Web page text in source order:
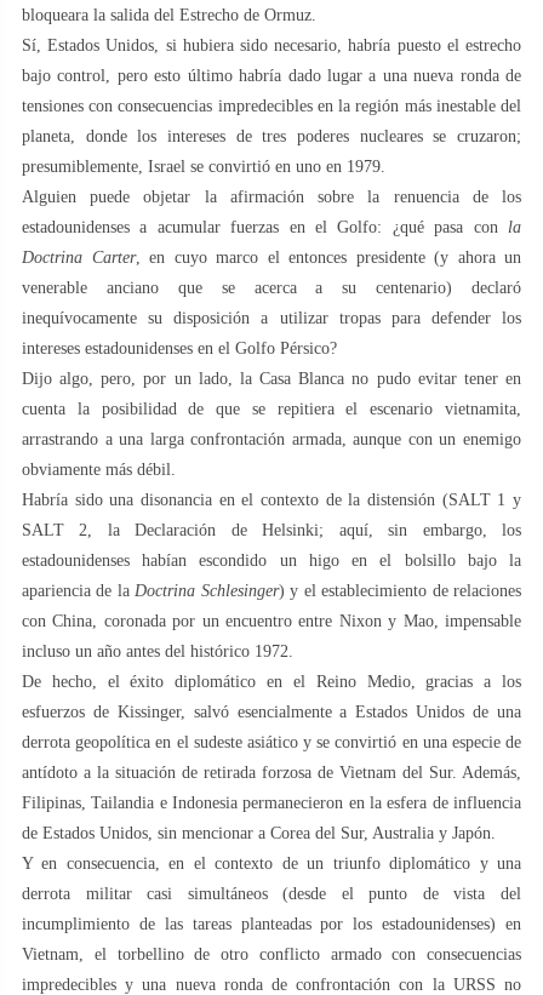
bloqueara la salida del Estrecho de Ormuz.
Sí, Estados Unidos, si hubiera sido necesario, habría puesto el estrecho
bajo control, pero esto último habría dado lugar a una nueva ronda de
tensiones con consecuencias impredecibles en la región más inestable del
planeta, donde los intereses de tres poderes nucleares se cruzaron;
presumiblemente, Israel se convirtió en uno en 1979.
Alguien puede objetar la afirmación sobre la renuencia de los
estadounidenses a acumular fuerzas en el Golfo: ¿qué pasa con la
Doctrina Carter, en cuyo marco el entonces presidente (y ahora un
venerable anciano que se acerca a su centenario) declaró
inequívocamente su disposición a utilizar tropas para defender los
intereses estadounidenses en el Golfo Pérsico?
Dijo algo, pero, por un lado, la Casa Blanca no pudo evitar tener en
cuenta la posibilidad de que se repitiera el escenario vietnamita,
arrastrando a una larga confrontación armada, aunque con un enemigo
obviamente más débil.
Habría sido una disonancia en el contexto de la distensión (SALT 1 y
SALT 2, la Declaración de Helsinki; aquí, sin embargo, los
estadounidenses habían escondido un higo en el bolsillo bajo la
apariencia de la Doctrina Schlesinger) y el establecimiento de relaciones
con China, coronada por un encuentro entre Nixon y Mao, impensable
incluso un año antes del histórico 1972.
De hecho, el éxito diplomático en el Reino Medio, gracias a los
esfuerzos de Kissinger, salvó esencialmente a Estados Unidos de una
derrota geopolítica en el sudeste asiático y se convirtió en una especie de
antídoto a la situación de retirada forzosa de Vietnam del Sur. Además,
Filipinas, Tailandia e Indonesia permanecieron en la esfera de influencia
de Estados Unidos, sin mencionar a Corea del Sur, Australia y Japón.
Y en consecuencia, en el contexto de un triunfo diplomático y una
derrota militar casi simultáneos (desde el punto de vista del
incumplimiento de las tareas planteadas por los estadounidenses) en
Vietnam, el torbellino de otro conflicto armado con consecuencias
impredecibles y una nueva ronda de confrontación con la URSS no